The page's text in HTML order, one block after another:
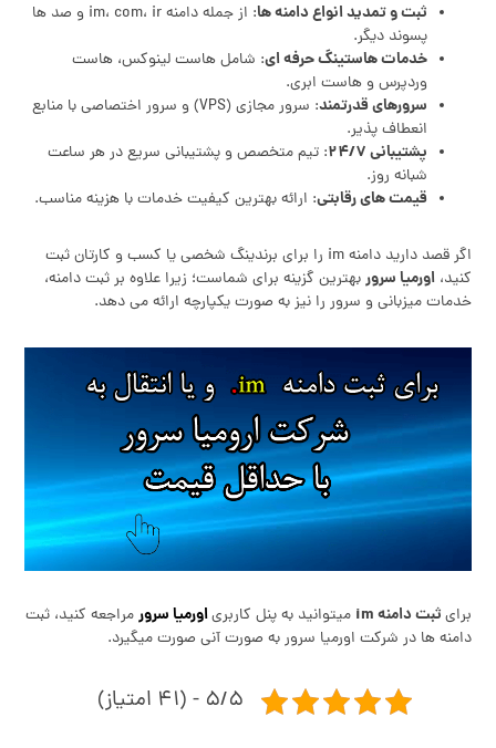
ثبت و تمدید انواع دامنه‌ ها
: از جمله دامنه im، com، ir و صد ها
پسوند دیگر.
خدمات هاستینگ حرفه‌ ای: شامل هاست لینوکس، هاست
وردپرس و هاست ابری.
سرورهای قدرتمند
: سرور مجازی (VPS) و سرور اختصاصی با منابع
انعطاف‌ پذیر.
پشتیبانی ۲۴/۷
: تیم متخصص و پشتیبانی سریع در هر ساعت
شبانه‌ روز.
قیمت‌ های رقابتی: ارائه بهترین کیفیت خدمات با هزینه مناسب.
اگر قصد دارید دامنه im را برای برندینگ شخصی یا کسب‌ و کارتان ثبت
کنید،اورمیا سروربهترین گزینه برای شماست؛ زیرا علاوه بر ثبت دامنه،
خدمات میزبانی و سرور را نیز به صورت یکپارچه ارائه می‌ دهد.
برایثبت دامنه im میتوانید به پنل کاربریاورمیا سرورمراجعه کنید، ثبت
دامنه ها در شرکت اورمیا سرور به صورت آنی صورت میگیرد.
۵/۵ - (۴۱ امتیاز)